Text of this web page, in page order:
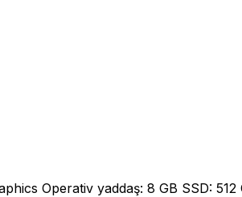
Operativ yaddaş: 8 GB SSD: 512